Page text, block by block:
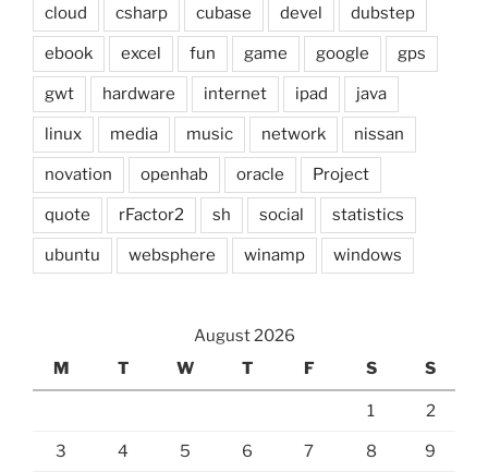
cloud csharp cubase devel dubstep
ebook excel fun game google gps
gwt hardware internet ipad java
linux media music network nissan
novation openhab oracle Project
quote rFactor2 sh social statistics
ubuntu websphere winamp windows
August 2026
M
T W T F S S
1 2
3 4 5 6 7 8 9